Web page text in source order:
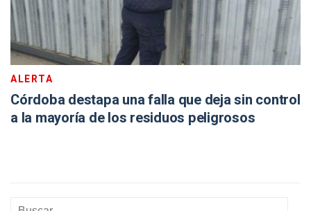
ALERTA
Córdoba destapa una falla que deja sin control
a la mayoría de los residuos peligrosos